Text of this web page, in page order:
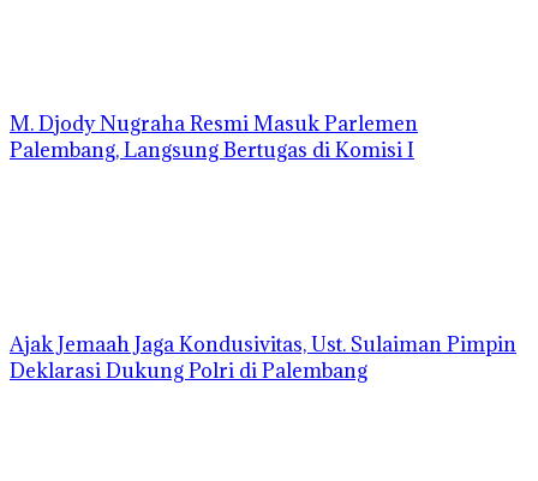
M. Djody Nugraha Resmi Masuk Parlemen
Palembang, Langsung Bertugas di Komisi I
Ajak Jemaah Jaga Kondusivitas, Ust. Sulaiman Pimpin
Deklarasi Dukung Polri di Palembang